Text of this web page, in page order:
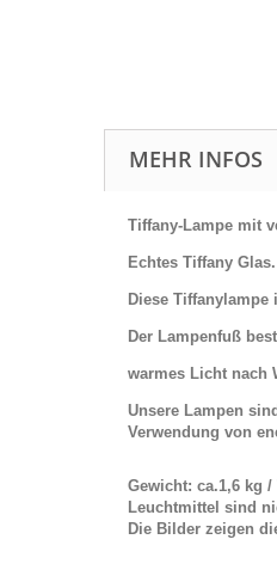
MEHR INFOS
Tiffany-Lampe mit
Echtes Tiffany Glas.
Diese
Der Lampenfuß
warmes Licht nach
Unsere Lampen
Verwendung von
Gewicht: ca.1,6 kg
Leuchtmittel sind
Die Bilder zeigen